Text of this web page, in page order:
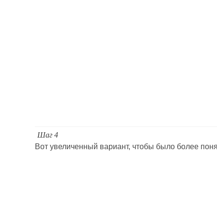
Шаг 4
Вот увеличенный вариант, чтобы было более